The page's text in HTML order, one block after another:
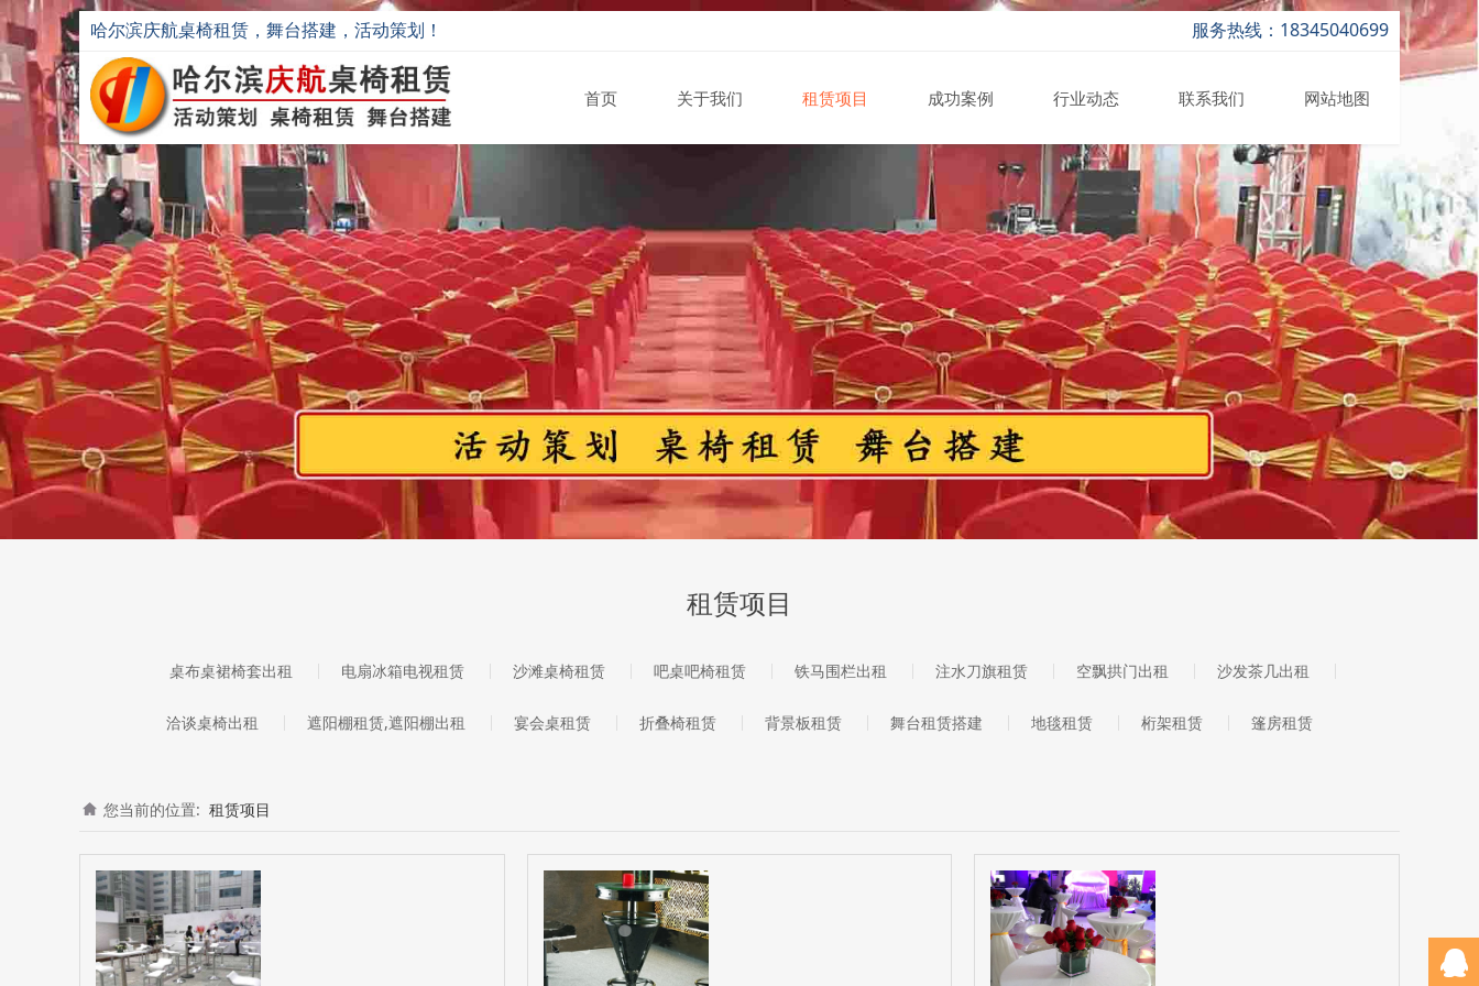
哈尔滨庆航桌椅租赁，舞台搭建，活动策划！ 服务热线：18345040699
首页 关于我们 租赁项目 成功案例 行业动态 联系我们 网站地图
租赁项目
桌布桌裙椅套出租 电扇冰箱电视租赁 沙滩桌椅租赁 吧桌吧椅租赁 铁马围栏出租 注水刀旗租赁 空飘拱门出租 沙发茶几出租
洽谈桌椅出租 遮阳棚租赁,遮阳棚出租 宴会桌租赁 折叠椅租赁 背景板租赁 舞台租赁搭建 地毯租赁 桁架租赁 篷房租赁
您当前的位置: 租赁项目